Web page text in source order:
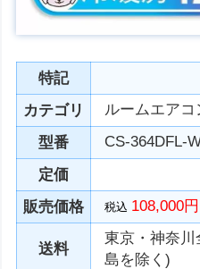
特記
カテゴリ
ルームエアコ
型番
CS-364DFL-
定価
販売価格
税込 108,000円
送料
東京・神奈川
島を除く)